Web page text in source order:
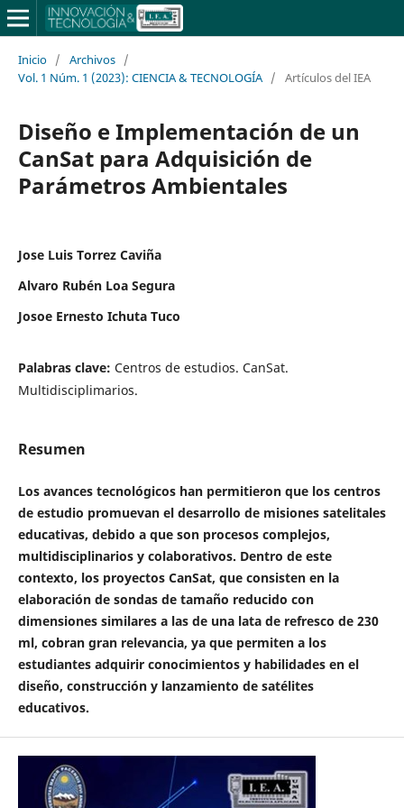
Inicio / Archivos /
Vol. 1 Núm. 1 (2023): CIENCIA & TECNOLOGÍA / Artículos del IEA
Diseño e Implementación de un
CanSat para Adquisición de
Parámetros Ambientales
Jose Luis Torrez Caviña
Alvaro Rubén Loa Segura
Josoe Ernesto Ichuta Tuco
Palabras clave: Centros de estudios. CanSat.
Multidisciplimarios.
Resumen
Los avances tecnológicos han permitieron que los centros
de estudio promuevan el desarrollo de misiones satelitales
educativas, debido a que son procesos complejos,
multidisciplinarios y colaborativos. Dentro de este
contexto, los proyectos CanSat, que consisten en la
elaboración de sondas de tamaño reducido con
dimensiones similares a las de una lata de refresco de 230
ml, cobran gran relevancia, ya que permiten a los
estudiantes adquirir conocimientos y habilidades en el
diseño, construcción y lanzamiento de satélites
educativos.